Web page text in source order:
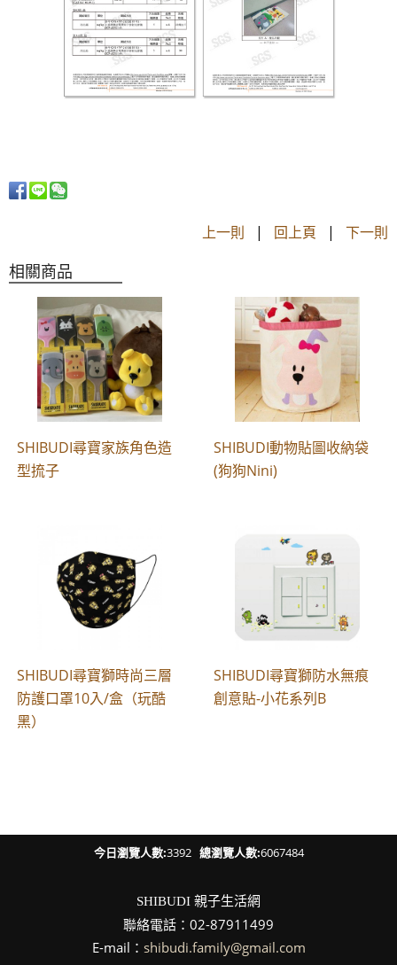
上一則 | 回上頁 | 下一則
相關商品
SHIBUDI尋寶家族角色造
型㧧子
SHIBUDI動物貼圖收納袋
(狗狗Nini)
SHIBUDI尋寶獅時尚三層
防護口罩10入/盒（玩酷
黑）
SHIBUDI尋寶獅防水無痕
創意貼-小花系列B
今日瀏覽人數:3392 總瀏覽人數:6067484
SHIBUDI 親子生活網
聯絡電話：02-87911499
E-mail： shibudi.family@gmail.com